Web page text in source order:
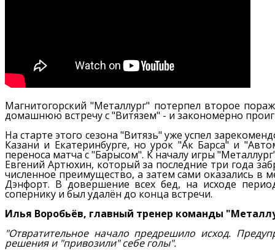
Магнитогорский "Металлург" потерпел второе
домашнюю встречу с "Витязем" - и закономерно
На старте этого сезона "Витязь" уже успел
Казани и Екатеринбурге, но урок "Ак Барса" и
переноса матча с "Барысом". К началу игры
Евгений Артюхин, который за последние три года
численное преимущество, а затем сами оказались в
Дэнфорт. В довершение всех бед, на исходе
сопернику и был удалён до конца встречи.
Илья Воробьёв, главный тренер команды
"Отвратительное начало предрешило исход.
решения и "привозили" себе голы".